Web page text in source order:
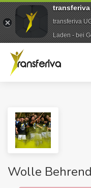
Wolle
transferiva
Laden - bei